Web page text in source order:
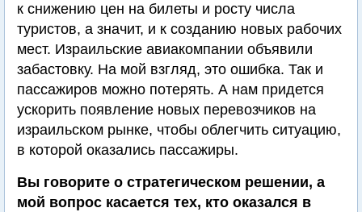
к снижению цен на билеты и росту числа
туристов, а значит, и к созданию новых рабочих
мест. Израильские авиакомпании объявили
забастовку. На мой взгляд, это ошибка. Так и
пассажиров можно потерять. А нам придется
ускорить появление новых перевозчиков на
израильском рынке, чтобы облегчить ситуацию,
в которой оказались пассажиры.
Вы говорите о стратегическом решении, а
мой вопрос касается тех, кто оказался в